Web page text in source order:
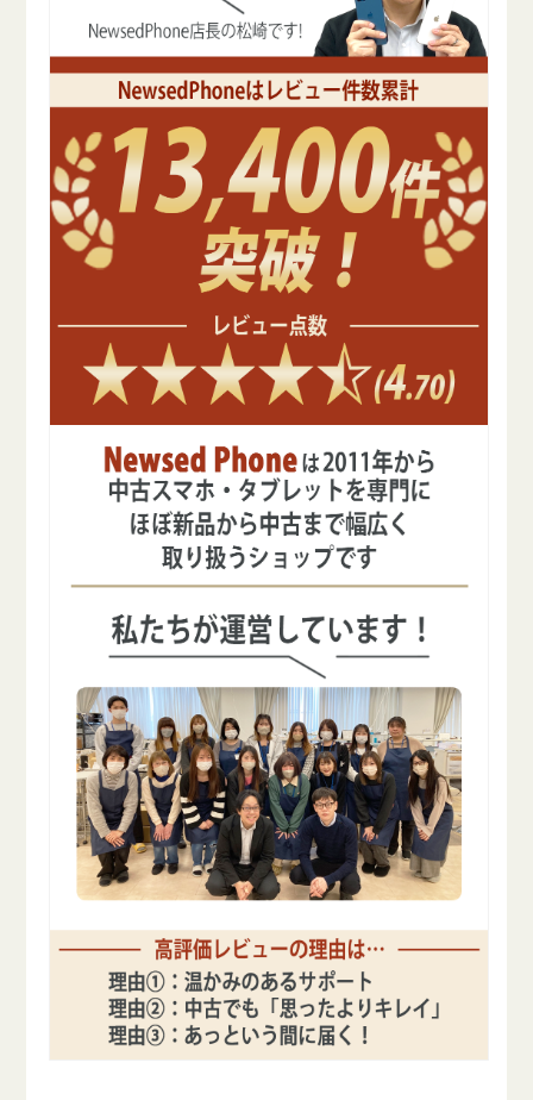
ラ
ン
フ
リ
ー
の
数
を
ら
す
ラ
ン
ク
SIM
フ
リ
ー
の
数
量
や